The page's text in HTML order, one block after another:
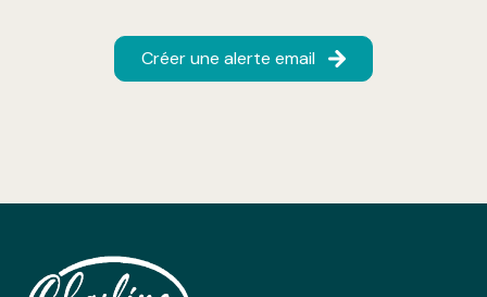
Créer une alerte email